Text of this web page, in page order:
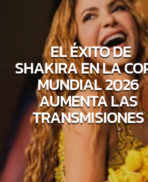
EL ÉXITO DE
SHAKIRA EN LA
MUNDIAL 2026
AUMENTA LAS
TRANSMISIONES